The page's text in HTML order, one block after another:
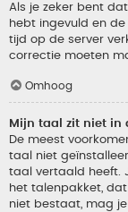
Als je zeker bent
hebt ingevuld en
tijd op de server
correctie moeten
Omhoog
Mijn taal zit niet in
De meest
taal niet
taal vertaald heeft.
het talenpakket,
niet bestaat, mag